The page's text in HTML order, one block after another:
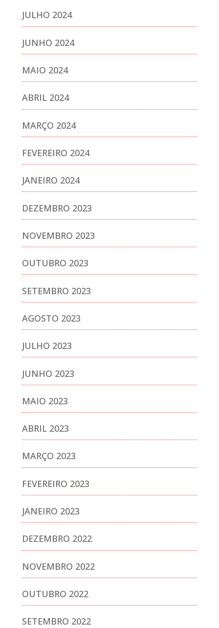
JULHO 2024
JUNHO 2024
MAIO 2024
ABRIL 2024
MARÇO 2024
FEVEREIRO 2024
JANEIRO 2024
DEZEMBRO 2023
NOVEMBRO 2023
OUTUBRO 2023
SETEMBRO 2023
AGOSTO 2023
JULHO 2023
JUNHO 2023
MAIO 2023
ABRIL 2023
MARÇO 2023
FEVEREIRO 2023
JANEIRO 2023
DEZEMBRO 2022
NOVEMBRO 2022
OUTUBRO 2022
SETEMBRO 2022